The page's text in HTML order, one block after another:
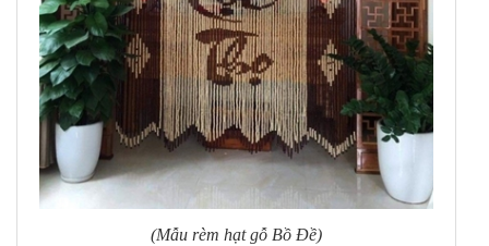
(Mẫu rèm hạt gỗ Bồ Đề)